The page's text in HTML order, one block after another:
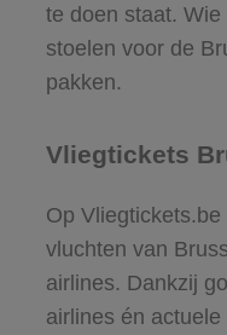
te doen staat.
stoelen voor de
pakken.
Vliegtickets
Op
vluchten van
airlines. Dankzij
airlines én